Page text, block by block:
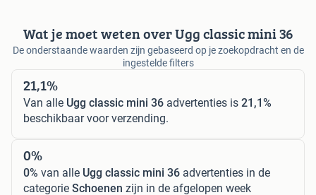
Wat je moet weten over Ugg classic mini 36
De onderstaande waarden zijn gebaseerd op je zoekopdracht en de
ingestelde filters
21,1%
Van alle Ugg classic mini 36 advertenties is 21,1%
beschikbaar voor verzending.
0%
0% van alle Ugg classic mini 36 advertenties in de
categorie Schoenen zijn in de afgelopen week